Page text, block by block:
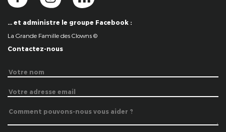
… et administre le groupe Facebook :
La Grande Famille des Clowns ©
Contactez-nous